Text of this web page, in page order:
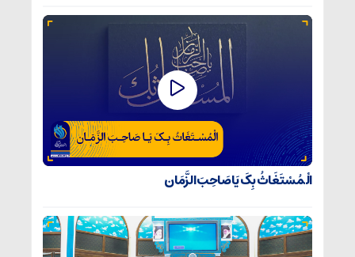
الْمُسْتَغَاثُ بِکَ یَا صَاحِبَ الزَّمَان